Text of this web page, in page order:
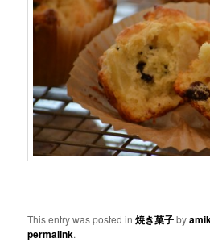
This entry was posted in焼き菓子by
permalink.